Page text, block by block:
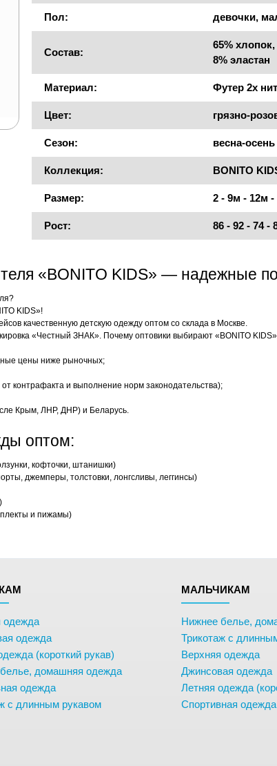
Пол: девочки,
Состав:
65%
8% эластан
Материал: Футер 2х
Цвет: грязно-
Сезон: весна-осень
Коллекция: BONITO
Размер: 2 - 9м - 12м -
Рост: 86 - 92 - 74 -
«BONITO KIDS» — надежные
KIDS»!
качественную детскую одежду оптом со склада в Москве.
«Честный ЗНАК». Почему оптовики выбирают «BONITO
цены ниже рыночных;
контрафакта и выполнение норм законодательства);
Крым, ЛНР, ДНР) и Беларусь.
оптом:
кофточки, штанишки)
джемперы, толстовки, лонгсливы, леггинсы)
и пижамы)
одежда
одежда
(короткий рукав)
домашняя одежда
одежда
с длинным рукавом
МАЛЬЧИКАМ
Нижнее белье,
Трикотаж с
Верхняя одежда
Джинсовая одежда
Летняя одежда
Спортивная одежда